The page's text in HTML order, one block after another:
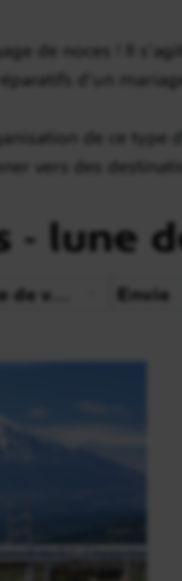
de noces ! Il
d’un
de ce type
vers des
- lune
voyage Envie